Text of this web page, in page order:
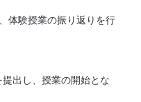
体験授業の振り返りを行
出し、授業の開始とな